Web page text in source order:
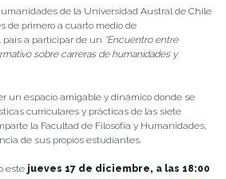
de la Universidad Austral de Chile
de primero a cuarto medio de
a participar de un “Encuentro entre
sobre carreras de humanidades y
un espacio amigable y dinámico donde se
curriculares y prácticas de las siete
la Facultad de Filosofía y Humanidades,
de sus propios estudiantes.
este jueves 17 de diciembre, a las 18:00